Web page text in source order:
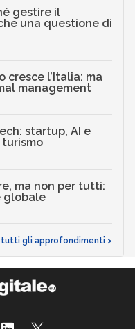
gestire il
una questione di
cresce l’Italia: ma
management
startup, AI e
ma non per tutti:
globale
tutti gli approfondimenti >